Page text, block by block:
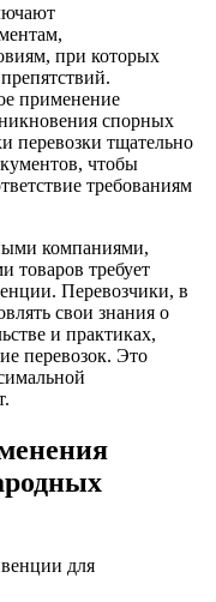
при которых
применение
спорных
перевозки тщательно
чтобы
требованиям
компаниями,
товаров требует
Перевозчики, в
свои знания о
и практиках,
перевозок. Это